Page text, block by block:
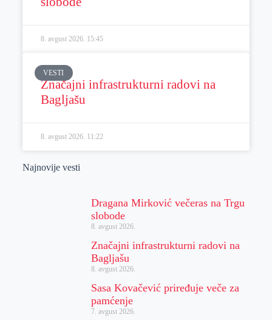
8. avgust 2026. 15:45
VESTI
Značajni infrastrukturni radovi na
Bagljašu
8. avgust 2026. 11:22
Najnovije vesti
Dragana Mirković večeras na Trgu
slobode
8. avgust 2026.
Značajni infrastrukturni radovi na
Bagljašu
8. avgust 2026.
Sasa Kovačević priređuje veče za
pamćenje
7. avgust 2026.